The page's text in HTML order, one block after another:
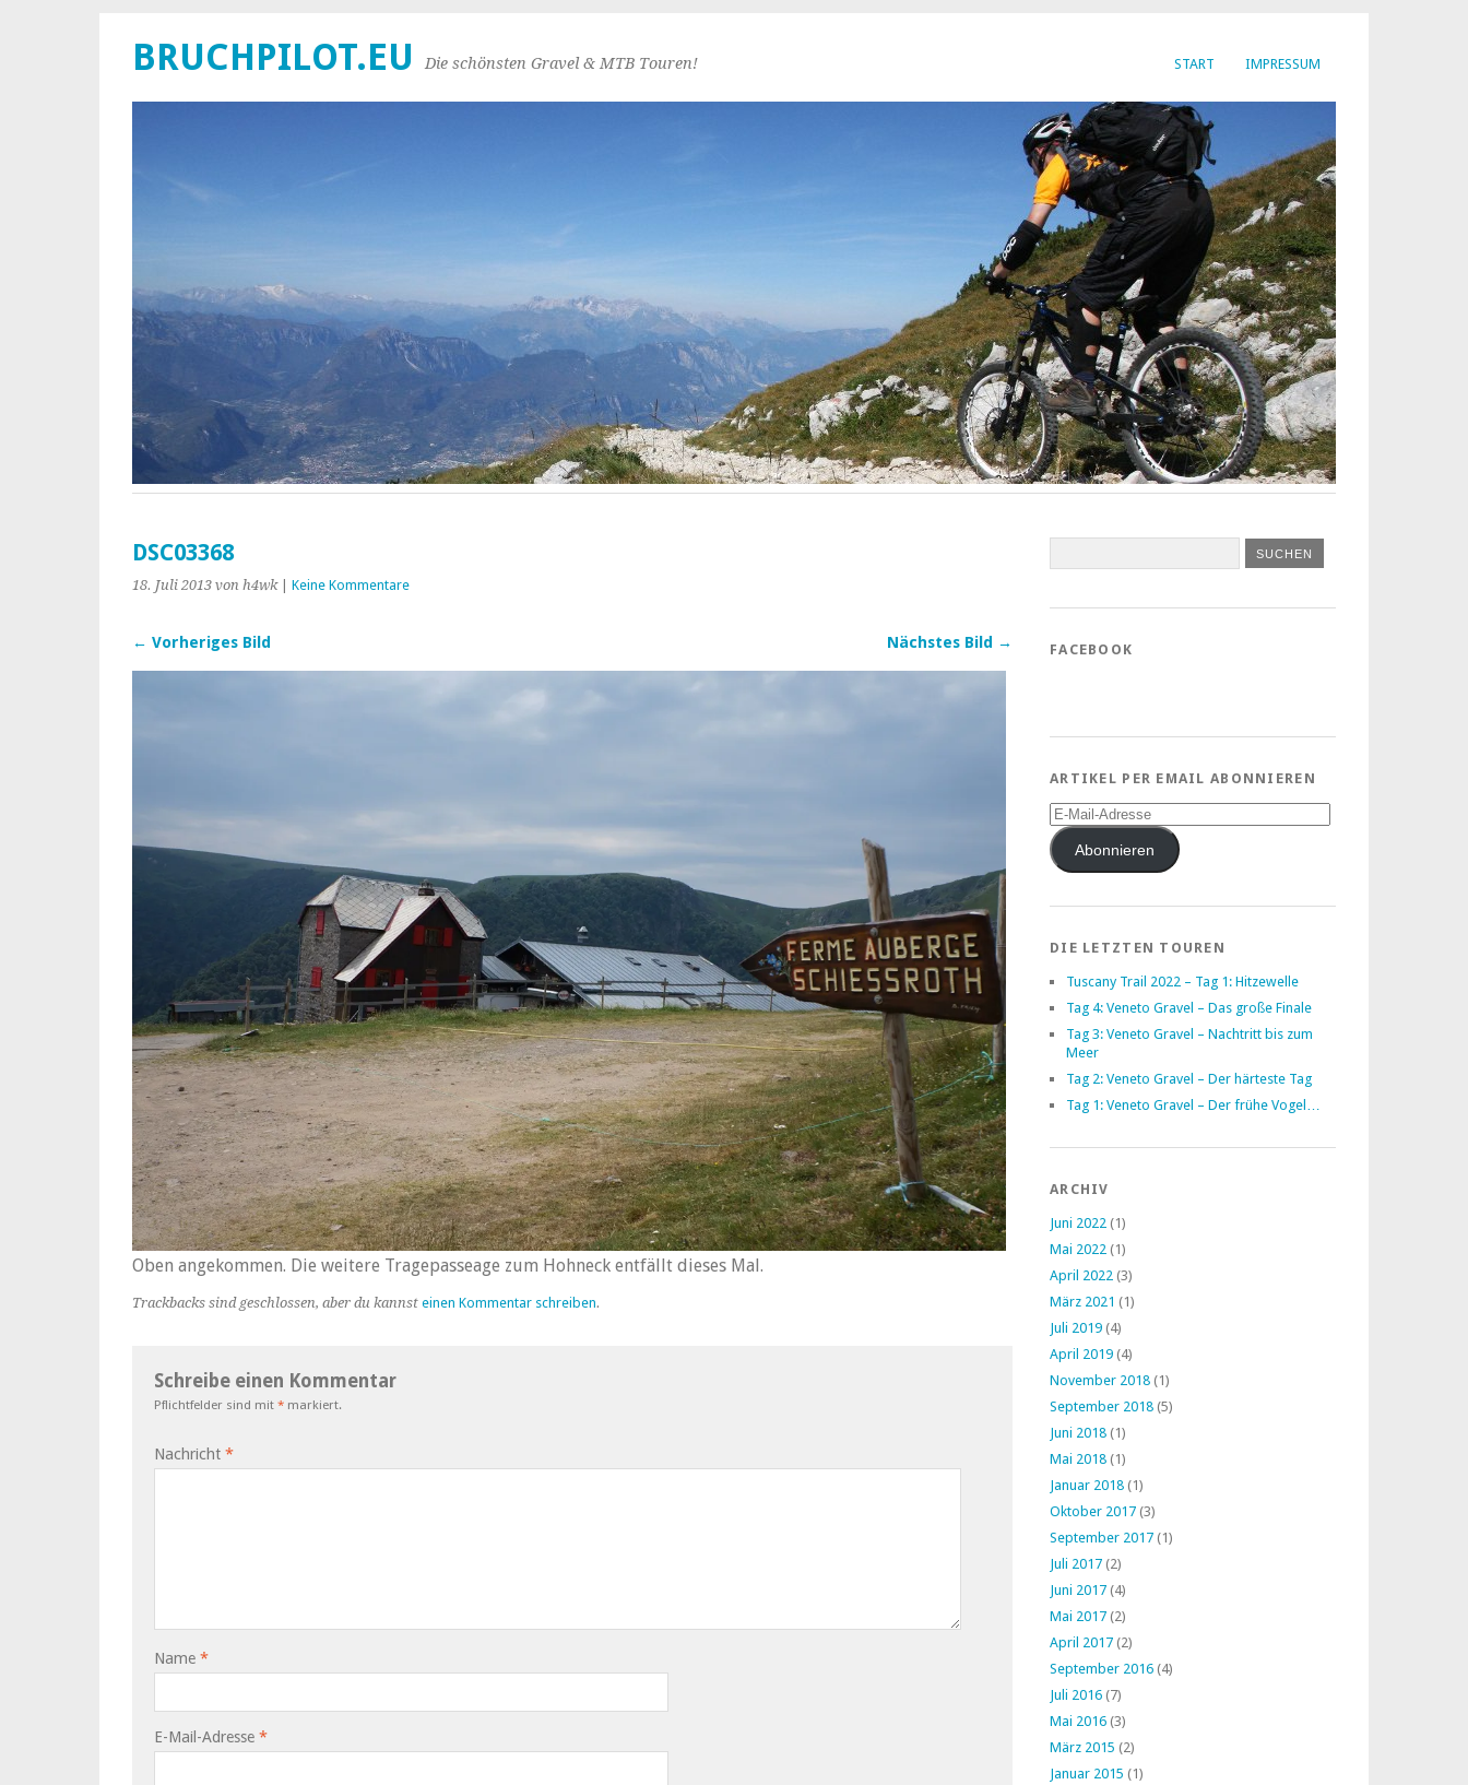
START IMPRESSUM
BRUCHPILOT.EU Die schönsten Gravel & MTB Touren!
DSC03368
18. Juli 2013 von h4wk| Keine Kommentare
← Vorheriges Bild Nächstes Bild →
Oben angekommen. Die weitere Tragepasseage zum Hohneck entfällt dieses Mal.
Trackbacks sind geschlossen, aber du kannst einen Kommentar schreiben.
Schreibe einen Kommentar
Pflichtfelder sind mit * markiert.
Nachricht *
Name *
E-Mail-Adresse *
FACEBOOK
ARTIKEL PER EMAIL ABONNIEREN
E-
Mail-
AdresseAbonnieren
DIE LETZTEN TOUREN
Tuscany Trail 2022 – Tag 1: Hitzewelle
Tag 4: Veneto Gravel – Das große Finale
Tag 3: Veneto Gravel – Nachtritt bis zum
Meer
Tag 2: Veneto Gravel – Der härteste Tag
Tag 1: Veneto Gravel – Der frühe Vogel…
ARCHIV
Juni 2022 (1)
Mai 2022 (1)
April 2022 (3)
März 2021 (1)
Juli 2019 (4)
April 2019 (4)
November 2018 (1)
September 2018 (5)
Juni 2018 (1)
Mai 2018 (1)
Januar 2018 (1)
Oktober 2017 (3)
September 2017 (1)
Juli 2017 (2)
Juni 2017 (4)
Mai 2017 (2)
April 2017 (2)
September 2016 (4)
Juli 2016 (7)
Mai 2016 (3)
März 2015 (2)
Januar 2015 (1)